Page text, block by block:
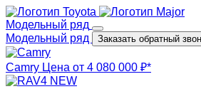
Модельный ряд
Модельный ряд
Заказать обратный
Camry Цена от 4 080 000 ₽*